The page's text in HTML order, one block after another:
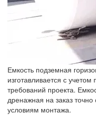
Емкость подземная
изготавливается с учетом
требований проекта.
дренажная на заказ
условиям монтажа.